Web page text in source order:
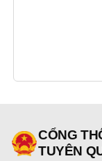
CỔNG
TUYÊN